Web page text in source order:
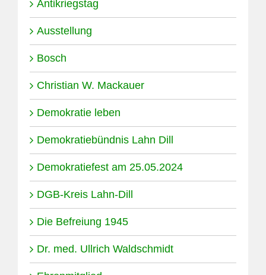
Antikriegstag
Ausstellung
Bosch
Christian W. Mackauer
Demokratie leben
Demokratiebündnis Lahn Dill
Demokratiefest am 25.05.2024
DGB-Kreis Lahn-Dill
Die Befreiung 1945
Dr. med. Ullrich Waldschmidt